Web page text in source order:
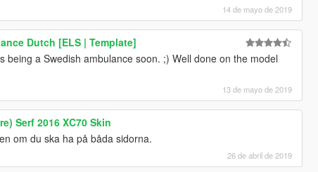
14 de mayo de 2019
Dutch [ELS | Template]
being a Swedish ambulance soon. ;) Well done on the model
13 de mayo de 2019
Serf 2016 XC70 Skin
om du ska ha på båda sidorna.
26 de abril de 2019